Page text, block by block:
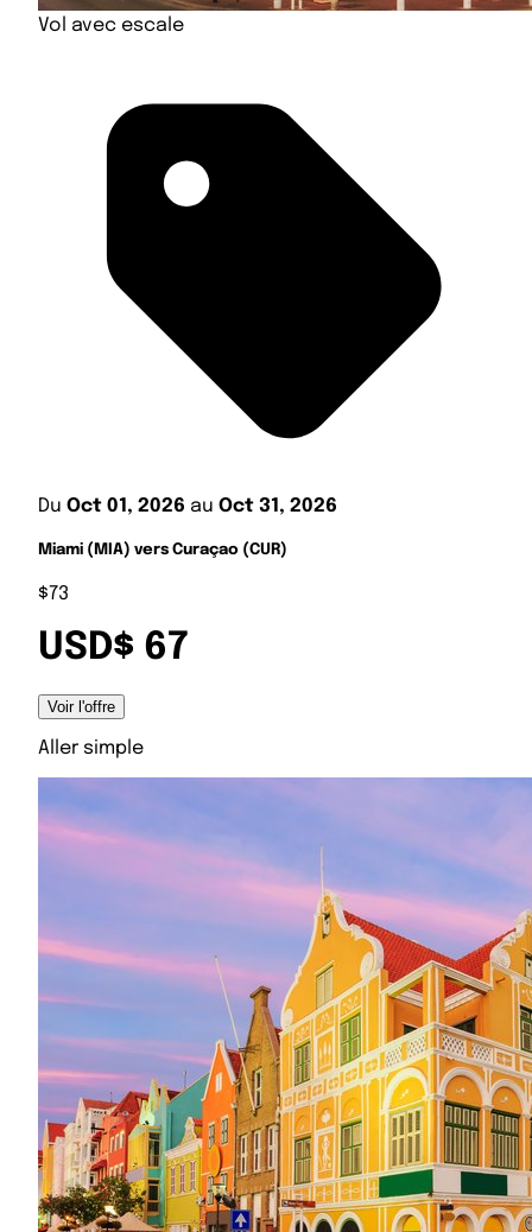
Vol avec escale
Du Oct 01, 2026 au Oct 31, 2026
Miami (MIA) vers Curaçao (CUR)
$73
USD$ 67
Voir l'offre
Aller simple